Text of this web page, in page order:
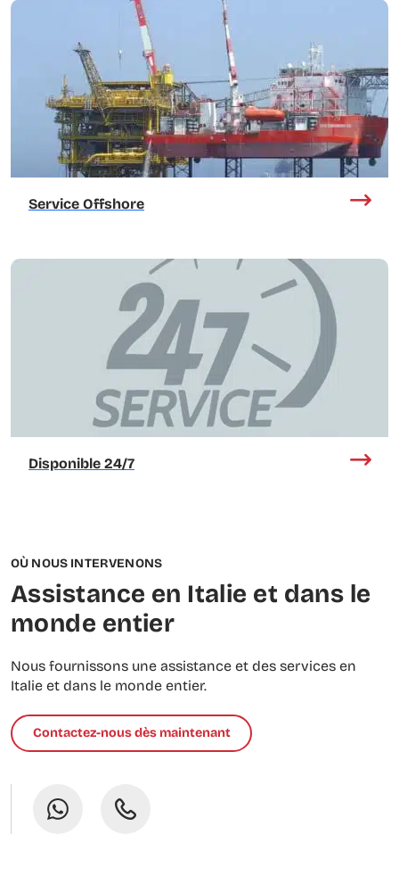
Service Offshore
Disponible 24/7
OÙ NOUS INTERVENONS
Assistance en Italie et dans le
monde entier
Nous fournissons une assistance et des services en
Italie et dans le monde entier.
Contactez-nous dès maintenant